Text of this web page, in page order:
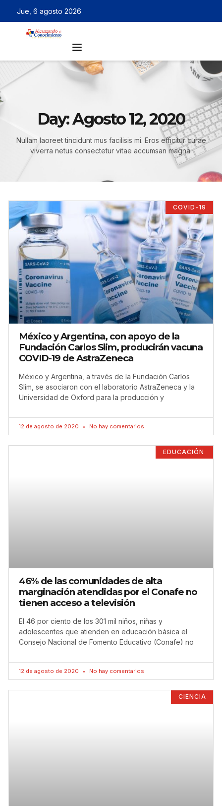
Jue, 6 agosto 2026
Day: Agosto 12, 2020
Nullam laoreet tincidunt mus facilisis mi. Eros efficitur curae
viverra netus consectetur vitae accumsan magna.
COVID-19
México y Argentina, con apoyo de la
Fundación Carlos Slim, producirán vacuna
COVID-19 de AstraZeneca
México y Argentina, a través de la Fundación Carlos
Slim, se asociaron con el laboratorio AstraZeneca y la
Universidad de Oxford para la producción y
12 de agosto de 2020 No hay comentarios
EDUCACIÓN
46% de las comunidades de alta
marginación atendidas por el Conafe no
tienen acceso a televisión
El 46 por ciento de los 301 mil niños, niñas y
adolescentes que atienden en educación básica el
Consejo Nacional de Fomento Educativo (Conafe) no
12 de agosto de 2020 No hay comentarios
CIENCIA